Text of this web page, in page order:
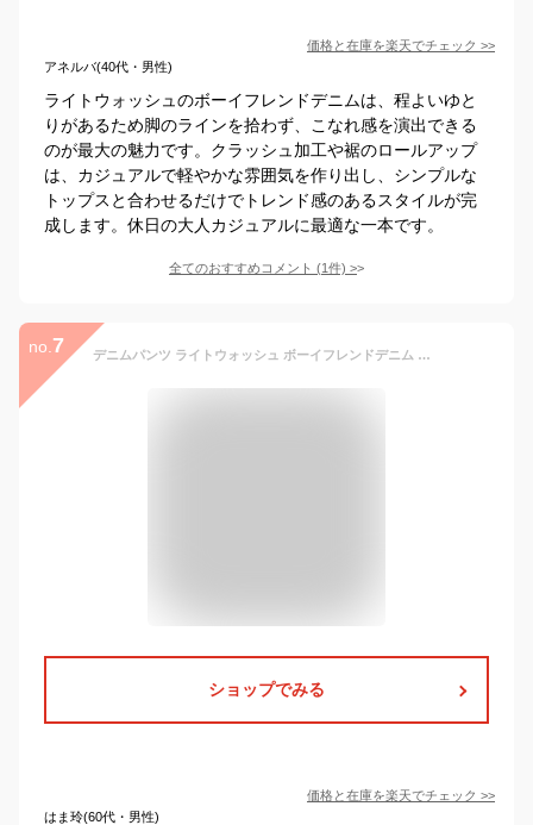
価格と在庫を楽天でチェック >>
アネルバ(40代・男性)
ライトウォッシュのボーイフレンドデニムは、程よいゆと
りがあるため脚のラインを拾わず、こなれ感を演出できる
のが最大の魅力です。クラッシュ加工や裾のロールアップ
は、カジュアルで軽やかな雰囲気を作り出し、シンプルな
トップスと合わせるだけでトレンド感のあるスタイルが完
成します。休日の大人カジュアルに最適な一本です。
全てのおすすめコメント (1件) >
no. 7 デニムパンツ ライトウォッシュ ボーイフレンドデニム ジーンズ ジーパン クラッシュ ロールアップ レディース ボトムス
ショップでみる
価格と在庫を楽天でチェック >>
はま玲(60代・男性)